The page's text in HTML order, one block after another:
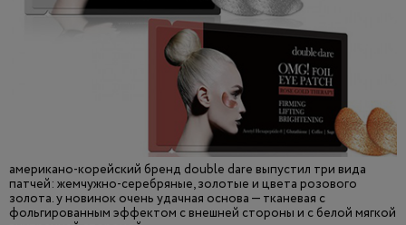
американо-корейский бренд double dare выпустил три вида
патчей: жемчужно-серебряные, золотые и цвета розового
золота. у новинок очень удачная основа — тканевая с
фольгированным эффектом с внешней стороны и с белой мягкой